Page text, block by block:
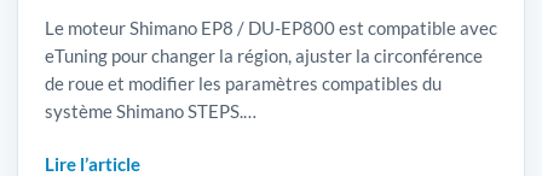
Le moteur Shimano EP8 / DU-EP800 est compatible avec
eTuning pour changer la région, ajuster la circonférence
de roue et modifier les paramètres compatibles du
système Shimano STEPS.…
Lire l’article